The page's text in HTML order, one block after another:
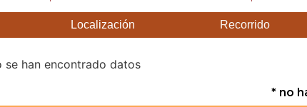
Localización Recorrido
se han encontrado datos
* no